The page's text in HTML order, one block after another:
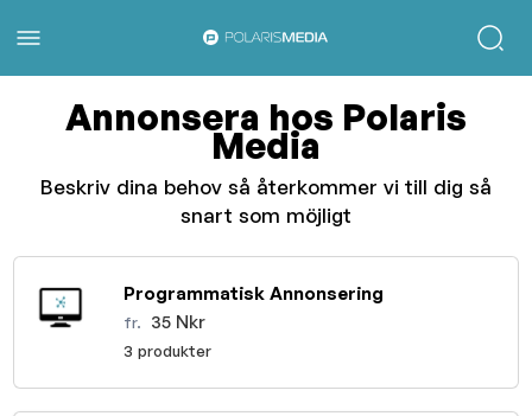
Annonsera hos Polaris
Media
Beskriv dina behov så återkommer vi till dig så
snart som möjligt
Programmatisk Annonsering
fr. 35 Nkr
3 produkter